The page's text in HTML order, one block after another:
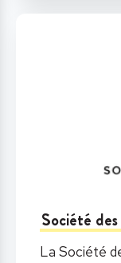
Société
La Société